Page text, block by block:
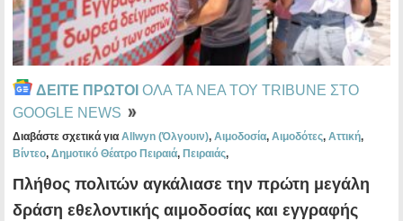
ΔΕΙΤΕ ΠΡΩΤΟΙ ΟΛΑ ΤΑ ΝΕΑ ΤΟΥ TRIBUNE ΣΤΟ
GOOGLE NEWS
Διαβάστε σχετικά για Allwyn (Όλγουιν), Αιμοδοσία, Αιμοδότες, Αττική,
Βίντεο, Δημοτικό Θέατρο Πειραιά, Πειραιάς,
Πλήθος πολιτών αγκάλιασε την πρώτη μεγάλη
δράση εθελοντικής αιμοδοσίας και εγγραφής